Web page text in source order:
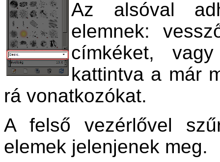
Az alsóval
elemnek:
címkéket,
kattintva a már
rá vonatkozókat.
A felső vezérlővel
elemek jelenjenek meg.